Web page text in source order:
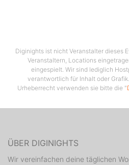
Diginights ist nicht Veranstalter dieses
Veranstaltern, Locations
eingespielt. Wir sind lediglich
verantwortlich für Inhalt oder
Urheberrecht verwenden sie bitte die "
ÜBER DIGINIGHTS
Wir vereinfachen deine täglichen